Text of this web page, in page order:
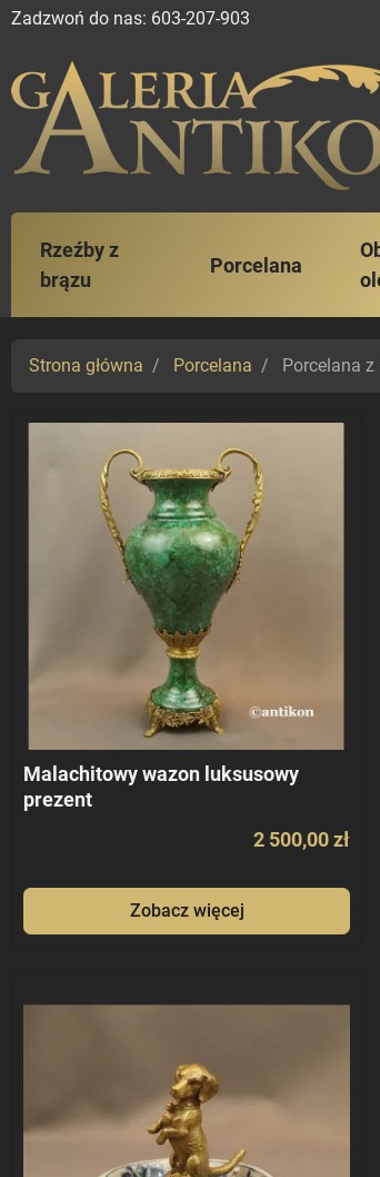
Zadzwoń do nas: 603-207-903
Rzeźby z
brązu
Porcelana
Strona główna Porcelana Porcelana z
Malachitowy wazon luksusowy
prezent
2 500,00 zł
Zobacz więcej